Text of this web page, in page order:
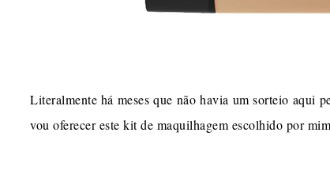
Literalmente há meses que não havia um sorteio aqui
vou oferecer este kit de maquilhagem escolhido por